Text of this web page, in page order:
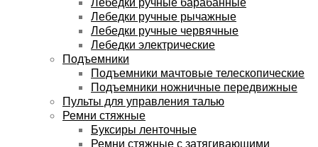
Лебедки ручные рычажные
Лебедки ручные червячные
Лебедки электрические
Подъемники
Подъемники мачтовые телескопические
Подъемники ножничные передвижные
Пульты для управления талью
Ремни стяжные
Буксиры ленточные
Ремни стяжные с затягивающими